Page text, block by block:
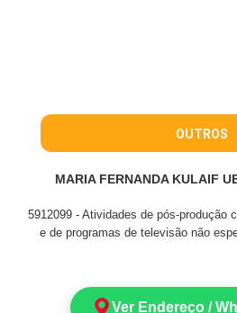
OUTROS
MARIA FERNANDA KULAIF
5912099 - Atividades de pós-produção
e de programas de televisão não
Ver Endereço /